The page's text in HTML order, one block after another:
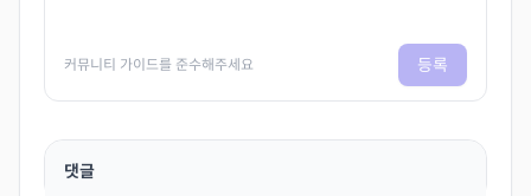
커뮤니티 가이드를 준수해주세요 등록
댓글